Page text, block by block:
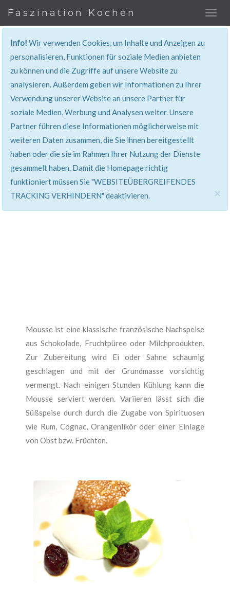
Faszination Kochen
Info!Wir verwenden Cookies, um Inhalte und Anzeigen zu
personalisieren, Funktionen für soziale Medien anbieten
zu können und die Zugriffe auf unsere Website zu
analysieren. Außerdem geben wir Informationen zu Ihrer
Verwendung unserer Website an unsere Partner für
soziale Medien, Werbung und Analysen weiter. Unsere
Partner führen diese Informationen möglicherweise mit
weiteren Daten zusammen, die Sie ihnen bereitgestellt
haben oder die sie im Rahmen Ihrer Nutzung der Dienste
gesammelt haben. Damit die Homepage richtig
funktioniert müssen Sie "WEBSITEÜBERGREIFENDES
TRACKING VERHINDERN" deaktivieren.
×
REZEPT
Super erklärt & lecker...!
Mousse ist eine klassische französische Nachspeise
aus Schokolade, Fruchtpüree oder Milchprodukten.
Zur Zubereitung wird Ei oder Sahne schaumig
geschlagen und mit der Grundmasse vorsichtig
vermengt. Nach einigen Stunden Kühlung kann die
Mousse serviert werden. Variieren lässt sich die
Süßspeise durch durch die Zugabe von Spirituosen
wie Rum, Cognac, Orangenlikör oder einer Einlage
von Obst bzw. Früchten.